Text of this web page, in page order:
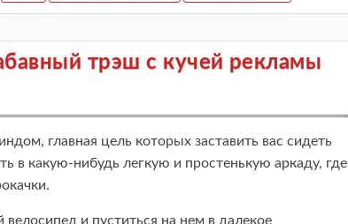
трэш с кучей рекламы
главная цель которых заставить вас сидеть
в какую-нибудь легкую и простенькую аркаду, где
и пуститься на нем в далекое